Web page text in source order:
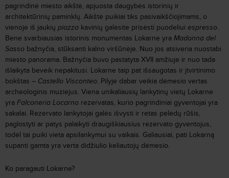
pagrindinė miesto aikštė, apjuosta daugybės istorinių ir
architektūrinių paminklų. Aikštė puikiai tiks pasivaikščiojimams, o
vienoje iš jaukių piazza kavinių galėsite prisėsti puodeliui espresso.
Bene svarbiausias istorinis monumentas Lokarne yra Madonna del
Sasso bažnyčia, stūksanti kalno viršūnėje. Nuo jos atsiveria nuostabi
miesto panorama. Bažnyčia buvo pastatyta XVII amžiuje ir nuo tada
išlaikyta beveik nepakitusi. Lokarne taip pat išsaugotas ir įtvirtinimo
bokštas – Castello Visconteo. Pilyje dabar veikia dėmesio vertas
archeologinis muziejus. Viena unikaliausių lankytinų vietų Lokarne
yra Falconeria Locarno rezervatas, kurio pagrindiniai gyventojai yra
sakalai. Rezervato lankytojai galės išvysti ir retas pelėdų rūšis,
paglostyti ar patys palaikyti draugiškiausius rezervato gyventojus,
todėl tai puiki vieta apsilankymui su vaikais. Galiausiai, pati Lokarną
supanti gamta yra verta didžiulio keliautojų dėmesio.
Ko paragauti Lokarne?